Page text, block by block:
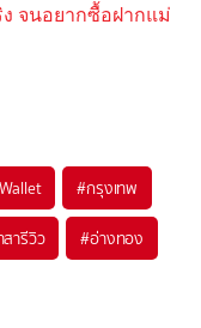
จนอยากซื้อฝากแม่
#กรุงเทพ
สารีวิว #อ่างทอง